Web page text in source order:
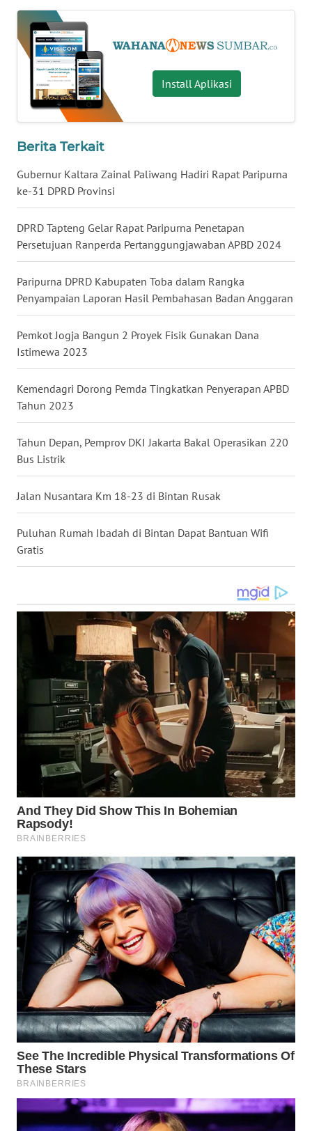
Install Aplikasi
Berita Terkait
Gubernur Kaltara Zainal Paliwang Hadiri Rapat Paripurna
ke-31 DPRD Provinsi
DPRD Tapteng Gelar Rapat Paripurna Penetapan
Persetujuan Ranperda Pertanggungjawaban APBD 2024
Paripurna DPRD Kabupaten Toba dalam Rangka
Penyampaian Laporan Hasil Pembahasan Badan Anggaran
Pemkot Jogja Bangun 2 Proyek Fisik Gunakan Dana
Istimewa 2023
Kemendagri Dorong Pemda Tingkatkan Penyerapan APBD
Tahun 2023
Tahun Depan, Pemprov DKI Jakarta Bakal Operasikan 220
Bus Listrik
Jalan Nusantara Km 18-23 di Bintan Rusak
Puluhan Rumah Ibadah di Bintan Dapat Bantuan Wifi
Gratis
WN
NUSANTARA
WN
JOGJA
JATIM
WN
WN
KALBAR
KALTENG
WN
KALTARA
WN
KALSEL
WN
KALTIM
WN
SULSEL
GORONTALO
WN
SULUT
WN
WN
MALUT
DAIRI
WN
DANAU
TOBA
WN
NIAS
WN
LANGKAT
WN
TAPANULI
SELATAN
WN
TANJUNG
LESUNG
WN
KARO